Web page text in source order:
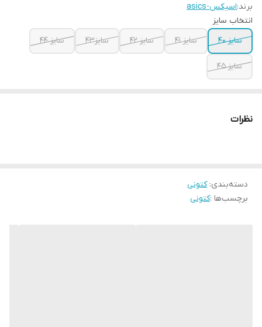
برند:اسیکس-asics
انتخاب سایز
سایز ۴۰
سایز ۴۱ سایز ۴۲ سایز۴۳ سایز ۴۴
سایز ۴۵
نظرات
دسته‌بندی:کتونی
برچسب‌ها :کتونی